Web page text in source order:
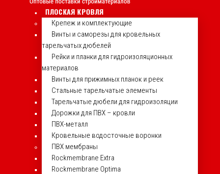
ПЛОСКАЯ КРОВЛЯ
Крепеж и комплектующие
Винты и саморезы для кровельных
тарельчатых дюбелей
Рейки и планки для гидроизоляционных
материалов
Винты для прижимных планок и реек
Стальные тарельчатые элементы
Тарельчатые дюбели для гидроизоляции
Дорожки для ПВХ – кровли
ПВХ-металл
Кровельные водосточные воронки
ПВХ мембраны
Rockmembrane Extra
Rockmembrane Optima